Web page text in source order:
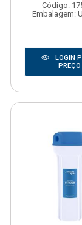
Código:
Embalagem:
LOGIN
PREÇO